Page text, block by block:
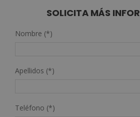
3.920,00€.980,00€.
SOLICITA MÁS
Nombre (*)
Apellidos (*)
Teléfono (*)